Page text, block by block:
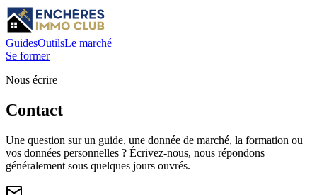
GuidesOutilsLe marché
Se former
Nous écrire
Contact
Une question sur un guide, une donnée de marché, la formation ou
vos données personnelles ? Écrivez-nous, nous répondons
généralement sous quelques jours ouvrés.